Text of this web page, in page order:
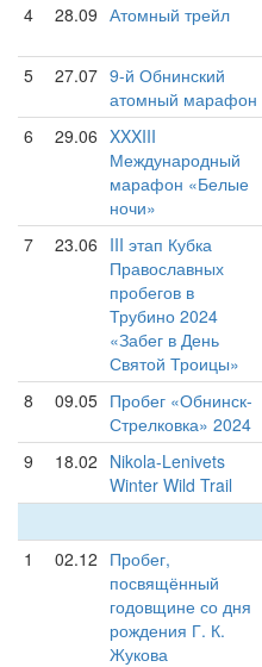
4 28.09 Атомный трейл
5 27.07 9-й Обнинский
атомный марафон
6 29.06 XXXIII
Международный
марафон «Белые
ночи»
7 23.06 III этап Кубка
Православных
пробегов в
Трубино 2024
«Забег в День
Святой Троицы»
8 09.05 Пробег «Обнинск-
Стрелковка» 2024
9 18.02 Nikola-Lenivets
Winter Wild Trail
1
02.12 Пробег,
посвящённый
годовщине со дня
рождения Г. К.
Жукова